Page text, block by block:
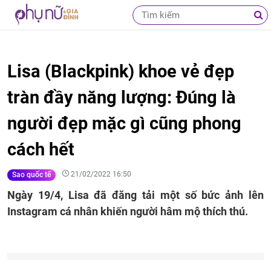
Lisa (Blackpink) khoe vẻ đẹp
tràn đầy năng lượng: Đúng là
người đẹp mặc gì cũng phong
cách hết
Sao quốc tế 21/02/2022 16:50
Ngày 19/4, Lisa đã đăng tải một số bức ảnh lên
Instagram cá nhân khiến người hâm mộ thích thú.